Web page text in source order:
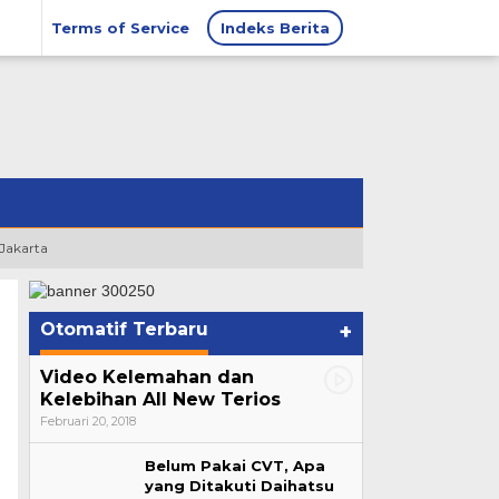
Terms of Service Indeks Berita
Otomatif Terbaru +
Video Kelemahan dan
Kelebihan All New Terios
Februari 20, 2018
Belum Pakai CVT, Apa
yang Ditakuti Daihatsu